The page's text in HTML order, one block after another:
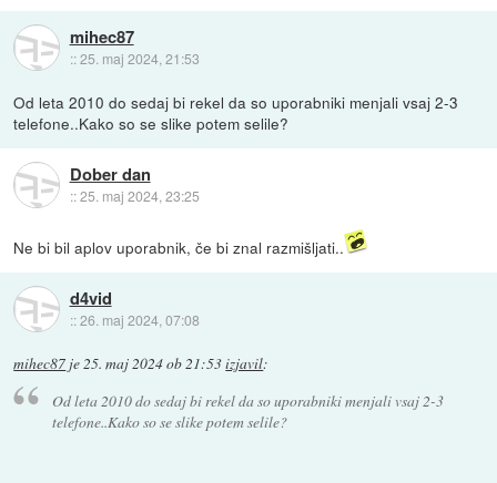
mihec87
::25. maj 2024, 21:53
Od leta 2010 do sedaj bi rekel da so uporabniki menjali vsaj 2-3
telefone..Kako so se slike potem selile?
Dober dan
::25. maj 2024, 23:25
Ne bi bil aplov uporabnik, če bi znal razmišljati..
d4vid
::26. maj 2024, 07:08
mihec87 je25. maj 2024 ob 21:53izjavil:
Od leta 2010 do sedaj bi rekel da so uporabniki menjali vsaj 2-3
telefone..Kako so se slike potem selile?